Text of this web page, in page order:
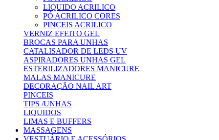
LIQUIDO ACRILICO
PÓ ACRILICO CORES
PINCEIS ACRILICO
VERNIZ EFEITO GEL
BROCAS PARA UNHAS
CATALISADOR DE LEDS UV
ASPIRADORES UNHAS GEL
ESTERILIZADORES MANICURE
MALAS MANICURE
DECORAÇÃO NAIL ART
PINCEIS
TIPS /UNHAS
LIQUIDOS
LIMAS E BUFFERS
MASSAGENS